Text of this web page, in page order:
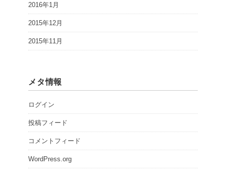
2016年1月
2015年12月
2015年11月
メタ情報
ログイン
投稿フィード
コメントフィード
WordPress.org